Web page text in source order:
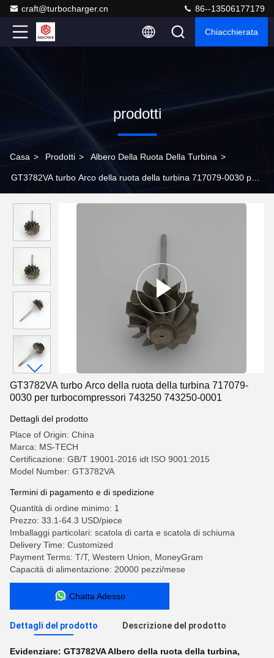
craft@turbocharger.cn 86--13506177179
Chiacchierata
prodotti
Casa > Prodotti > Albero Della Ruota Della Turbina >
GT3782VA turbo Arco della ruota della turbina 717079-0030 per
GT3782VA turbo Arco della ruota della turbina 717079-
0030 per turbocompressori 743250 743250-0001
Dettagli del prodotto
Place of Origin: China
Marca: MS-TECH
Certificazione: GB/T 19001-2016 idt ISO 9001:2015
Model Number: GT3782VA
Termini di pagamento e di spedizione
Quantità di ordine minimo: 1
Prezzo: 33.1-64.3 USD/piece
Imballaggi particolari: scatola di carta e scatola di schiuma
Delivery Time: Customized
Payment Terms: T/T, Western Union, MoneyGram
Capacità di alimentazione: 20000 pezzi/mese
Chatta Adesso
Dettagli del prodotto Descrizione del prodotto
Evidenziare: GT3782VA Albero della ruota della turbina,